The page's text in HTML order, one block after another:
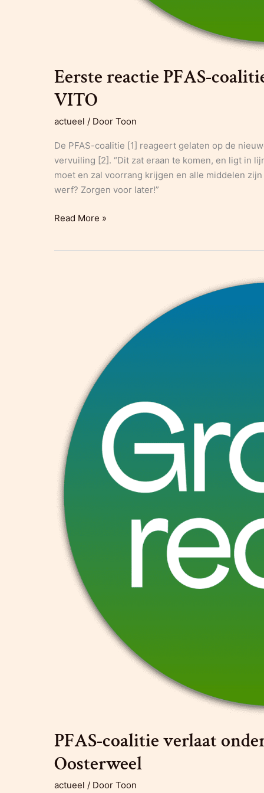
Eerste reactie PFAS-
VITO
actueel / Door Toon
De PFAS-coalitie [1] reageert gelaten op de
vervuiling [2]. “Dit zat eraan te komen, en ligt in
moet en zal voorrang krijgen en alle middelen
werf? Zorgen voor later!”
Eerste
Read More »
PFAS-coalitie verlaat
Oosterweel
actueel / Door Toon